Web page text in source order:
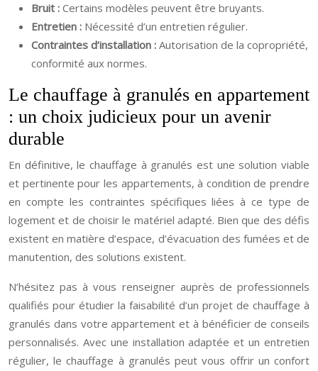
Bruit : Certains modèles peuvent être bruyants.
Entretien : Nécessité d’un entretien régulier.
Contraintes d’installation : Autorisation de la copropriété,
conformité aux normes.
Le chauffage à granulés en appartement
: un choix judicieux pour un avenir
durable
En définitive, le chauffage à granulés est une solution viable
et pertinente pour les appartements, à condition de prendre
en compte les contraintes spécifiques liées à ce type de
logement et de choisir le matériel adapté. Bien que des défis
existent en matière d’espace, d’évacuation des fumées et de
manutention, des solutions existent.
N’hésitez pas à vous renseigner auprès de professionnels
qualifiés pour étudier la faisabilité d’un projet de chauffage à
granulés dans votre appartement et à bénéficier de conseils
personnalisés. Avec une installation adaptée et un entretien
régulier, le chauffage à granulés peut vous offrir un confort